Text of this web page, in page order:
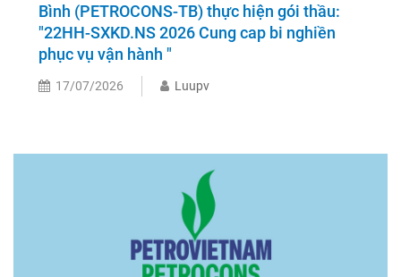
Bình (PETROCONS-TB) thực hiện gói thầu:
"22HH-SXKD.NS 2026 Cung cap bi nghiền
phục vụ vận hành "
17/07/2026 Luupv